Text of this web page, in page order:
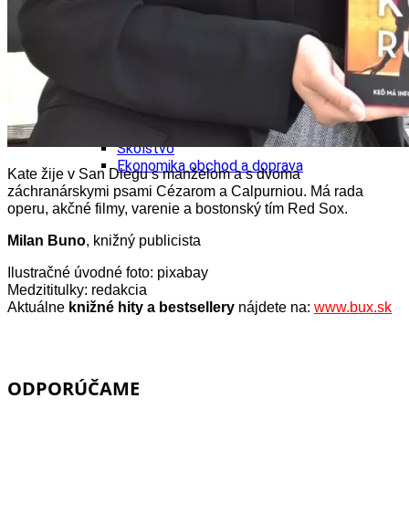
Ubytovanie
Školstvo
Ekonomika obchod a doprava
Kate žije v San Diegu s manželom a s dvoma
záchranárskymi psami Cézarom a Calpurniou. Má rada
operu, akčné filmy, varenie a bostonský tím Red Sox.
Milan Buno, knižný publicista
Ilustračné úvodné foto: pixabay
Medzititulky: redakcia
Aktuálne knižné hity a bestsellery nájdete na: www.bux.sk
ODPORÚČAME